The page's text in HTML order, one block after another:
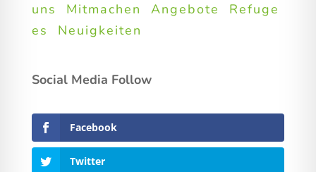
uns
Mitmachen Angebote
Refuge
es
Neuigkeiten
Social Media Follow
Facebook
Twitter